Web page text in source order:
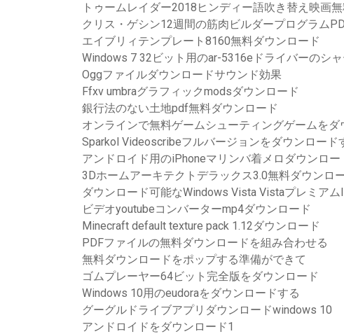
トゥームレイダー2018ヒンディー語吹き替え映画
クリス・ゲシン12週間の筋肉ビルダープログラム
エイブリィテンプレート8160無料ダウンロード
Windows 7 32ビット用のar-5316eドライバーのシ
Oggファイルダウンロードサウンド効果
Ffxv umbraグラフィックmodsダウンロード
銀行法のない土地pdf無料ダウンロード
オンラインで無料ゲームシューティングゲームをダ
Sparkol Videoscribeフルバージョンをダウンロード
アンドロイド用のiPhoneマリンバ着メロダウンロー
3Dホームアーキテクトデラックス3.0無料ダウンロ
ダウンロード可能なWindows Vista Vistaプレミアム
ビデオyoutubeコンバーターmp4ダウンロード
Minecraft default texture pack 1.12ダウンロード
PDFファイルの無料ダウンロードを組み合わせる
無料ダウンロードをポップする準備ができて
ゴムプレーヤー64ビット完全版をダウンロード
Windows 10用のeudoraをダウンロードする
グーグルドライブアプリダウンロードwindows 10
アンドロイドをダウンロード1